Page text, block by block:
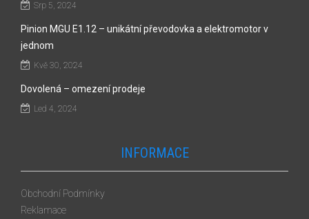
Srp 5, 2024
Pinion MGU E1.12 – unikátní převodovka a elektromotor v
jednom
Kvě 30, 2024
Dovolená – omezení prodeje
Led 4, 2024
INFORMACE
Obchodní Podmínky
Reklamace